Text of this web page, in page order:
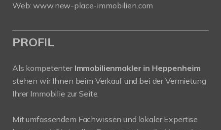
Web:www.new-place-immobilien.com
PROFIL
Als kompetenter Immobilienmakler in Heppenheim
stehen wir Ihnen beim Verkauf und bei der Vermietung
Ihrer Immobilie zur Seite.
Mit umfassendem Fachwissen und lokaler Expertise